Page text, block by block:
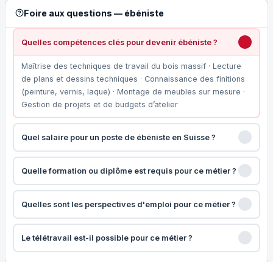
Foire aux questions — ébéniste
Quelles compétences clés pour devenir ébéniste ?
Maîtrise des techniques de travail du bois massif · Lecture
de plans et dessins techniques · Connaissance des finitions
(peinture, vernis, laque) · Montage de meubles sur mesure ·
Gestion de projets et de budgets d’atelier
Quel salaire pour un poste de ébéniste en Suisse ?
Quelle formation ou diplôme est requis pour ce métier ?
Quelles sont les perspectives d'emploi pour ce métier ?
Le télétravail est-il possible pour ce métier ?